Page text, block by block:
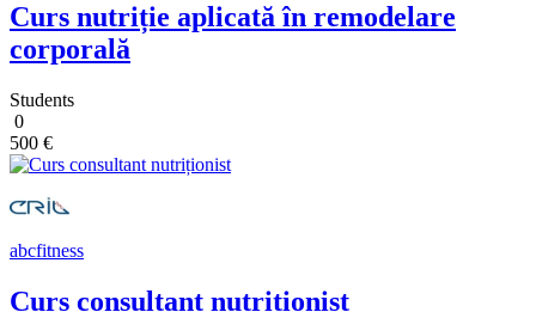
Curs nutriție aplicată în remodelare
corporală
Students
0
500 €
abcfitness
Curs consultant nutriționist